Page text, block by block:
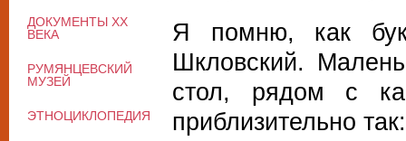
Я помню, как
Шкловский.
стол, рядом с
приблизительно так:
ДОКУМЕНТЫ XX
ВЕКА
РУМЯНЦЕВСКИЙ
МУЗЕЙ
ЭТНОЦИКЛОПЕДИЯ